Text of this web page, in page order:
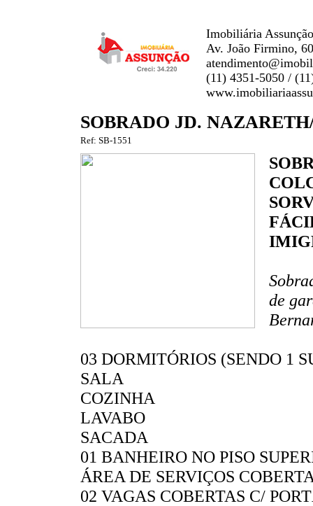
Imobiliária
Av. João Firmino,
(11) 4351-5050 /
SOBRADO JD.
Ref: SB-1551
de
03 DORMITÓRIOS (SENDO 1
SALA
COZINHA
LAVABO
SACADA
01 BANHEIRO NO PISO
ÁREA DE SERVIÇOS
02 VAGAS COBERTAS C/